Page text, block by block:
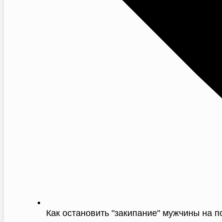
Как остановить "закипание" мужчины на